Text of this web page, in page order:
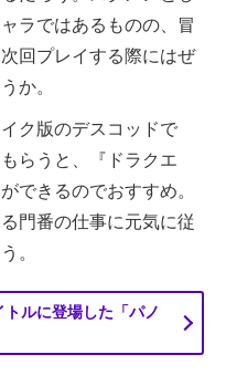
ラではあるものの、冒
回プレイする際にはぜ
か。
ク版のデスコッドで
らうと、『ドラクエ
できるのでおすすめ。
門番の仕事に元気に従
。
ルに登場した「パノ